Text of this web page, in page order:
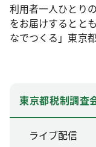
利用者一人ひとり
をお届けするとと
なでつくる」東京
東京都税制調査
ライブ配信